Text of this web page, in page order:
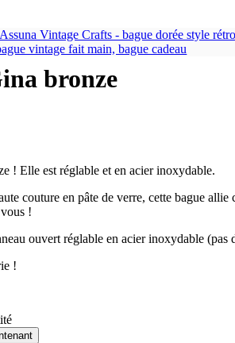
bronze
! Elle est réglable et en acier inoxydable.
couture en pâte de verre,cette bague allie
!
ouvert réglable en acier inoxydable (pas
!